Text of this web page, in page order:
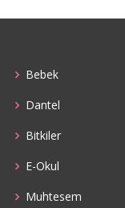
Bebek
Dantel
Bitkiler
E-Okul
Muhtesem